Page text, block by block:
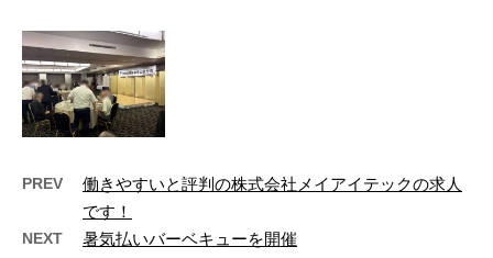
PREV
働きやすいと評判の株式会社メイアイテックの求人
です！
NEXT 暑気払いバーベキューを開催